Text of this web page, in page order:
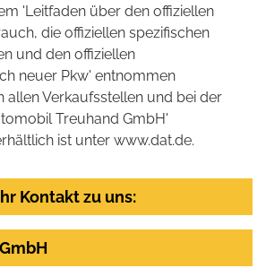
'Leitfaden über den offiziellen
die offiziellen spezifischen
und den offiziellen
neuer Pkw' entnommen
allen Verkaufsstellen und bei der
Treuhand GmbH'
ist unter www.dat.de.
Kontakt zu uns: